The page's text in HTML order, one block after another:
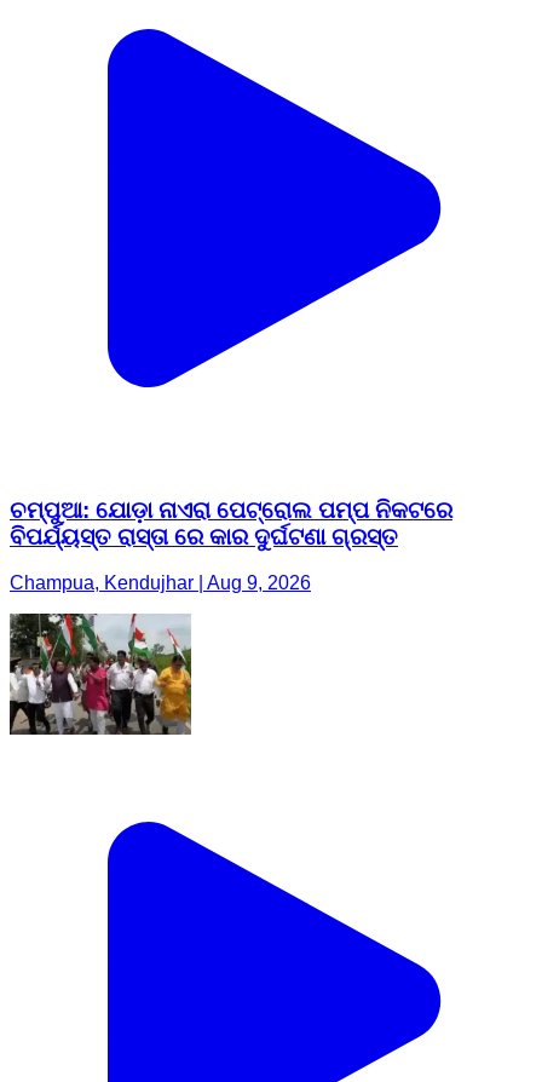
ଚମ୍ପୁଆ: ଯୋଡ଼ା ନାଏରା ପେଟ୍ରୋଲ ପମ୍ପ ନିକଟରେ
ବିପର୍ଯ୍ୟସ୍ତ ରାସ୍ତା ରେ କାର ଦୁର୍ଘଟଣା ଗ୍ରସ୍ତ
Champua, Kendujhar | Aug 9, 2026